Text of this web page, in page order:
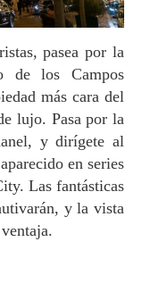
de los Campos
más cara del
lujo. Pasa por la
y dirígete al
en series
Las fantásticas
y la vista